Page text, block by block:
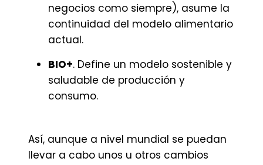
negocios como siempre), asume la
continuidad del modelo alimentario
actual.
BIO+. Define un modelo sostenible y
saludable de producción y
consumo.
Así, aunque a nivel mundial se puedan
llevar a cabo unos u otros cambios